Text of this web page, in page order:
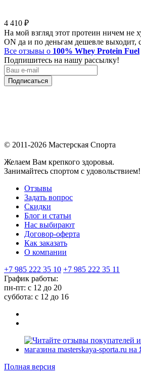
4 410 ₽
На мой взгляд этот протеин ничем не
ON да и по деньгам дешевле выходит,
Все отзывы о 100% Whey Protein Fuel
Подпишитесь на нашу рассылку!
Подписаться
© 2011-2026 Мастерская Спорта
Желаем Вам крепкого здоровья.
Занимайтесь спортом с удовольствием!
Отзывы
Задать вопрос
Скидки
Блог и статьи
Нас выбирают
Договор-оферта
Как заказать
О компании
+7 985 222 35 10 +7 985 222 35 11
График работы:
пн-пт: с 12 до 20
суббота: c 12 до 16
Полная версия